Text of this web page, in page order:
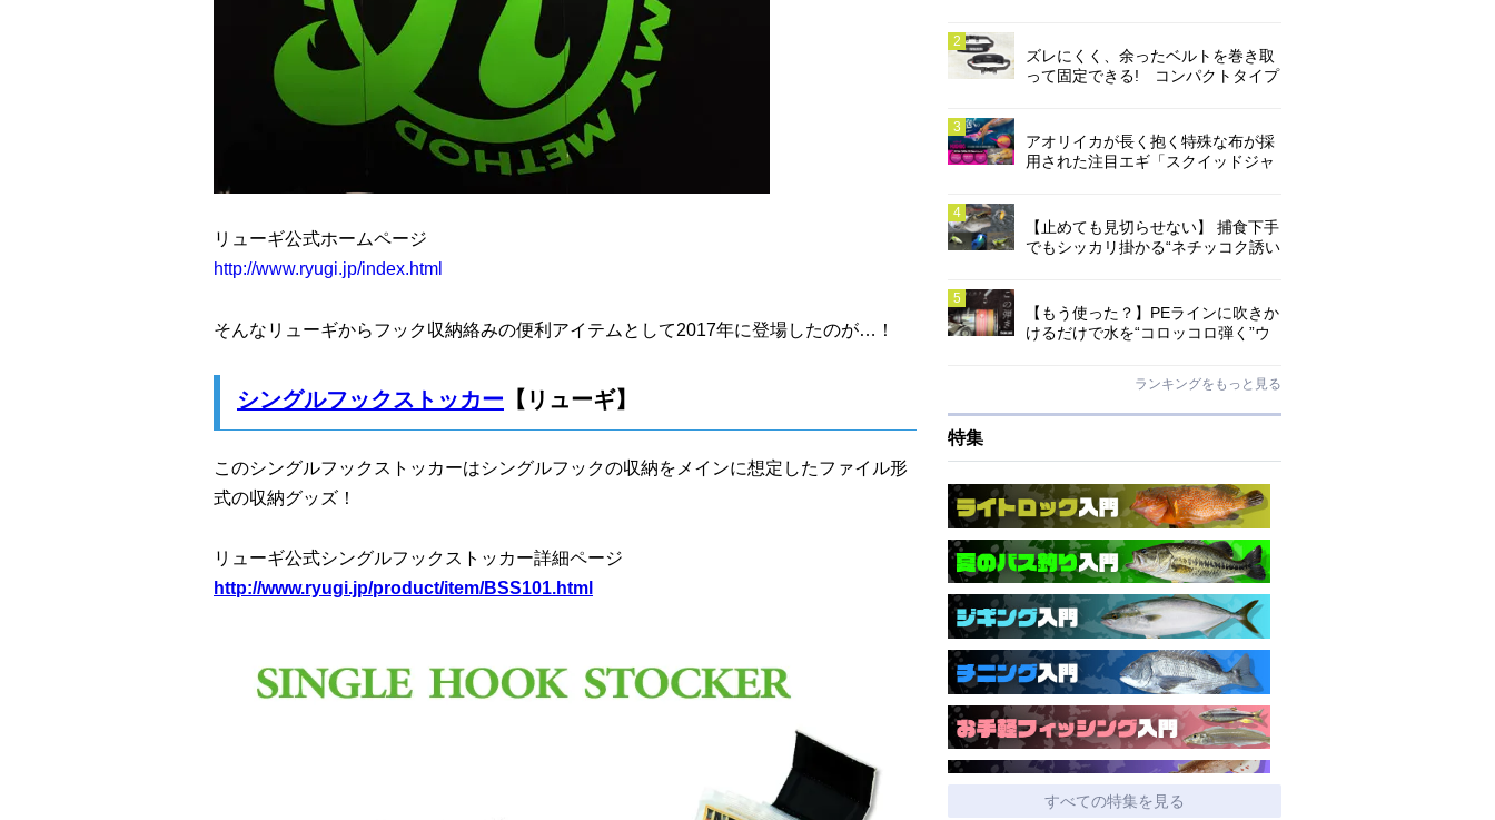
リューギ公式ホームページ
http://www.ryugi.jp/index.html
そんなリューギからフック収納絡みの便利アイテムとして2017年に登場したのが…！
シングルフックストッカー 【リューギ】
このシングルフックストッカーはシングルフックの収納をメインに想定したファイル形
式の収納グッズ！
リューギ公式シングルフックストッカー詳細ページ
http://www.ryugi.jp/product/item/BSS101.html
ズレにくく、余ったベルトを巻き取
って固定できる! コンパクトタイプ
アオリイカが長く抱く特殊な布が採
用された注目エギ「スクイッドジャ
【止めても見切らせない】 捕食下手
でもシッカリ掛かる“ネチッコク誘い
【もう使った？】PEラインに吹きか
けるだけで水を“コロッコロ弾く”ウ
ランキングをもっと見る
特集
すべての特集を見る